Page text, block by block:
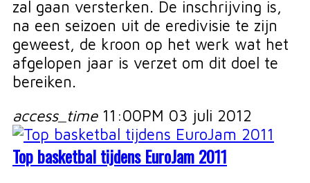
zal gaan versterken. De inschrijving is,
na een seizoen uit de eredivisie te zijn
geweest, de kroon op het werk wat het
afgelopen jaar is verzet om dit doel te
bereiken.
access_time 11:00PM 03 juli 2012
Top basketbal tijdens EuroJam 2011